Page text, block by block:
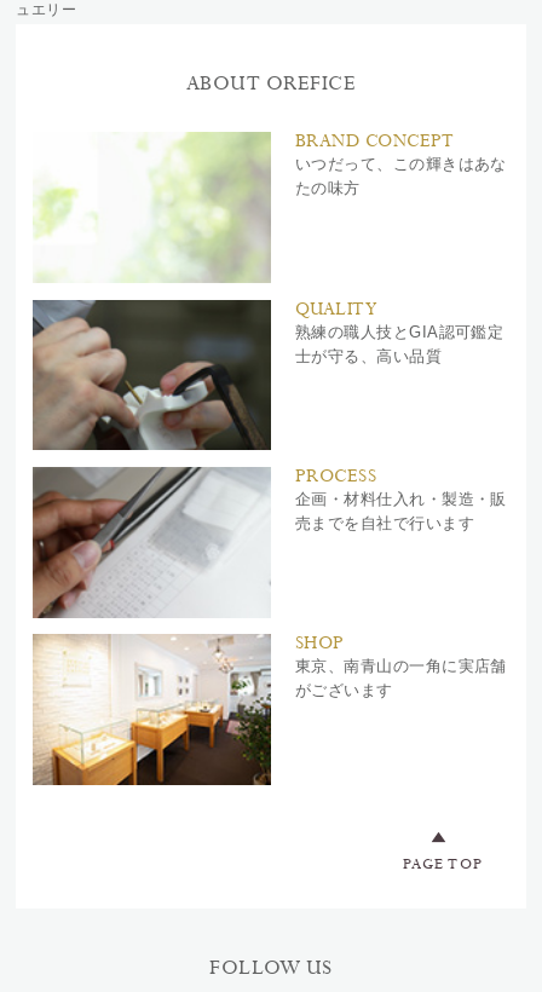
ュエリー
ABOUT OREFICE
BRAND CONCEPT
いつだって、この輝きはあな
たの味方
QUALITY
熟練の職人技とGIA認可鑑定
士が守る、高い品質
PROCESS
企画・材料仕入れ・製造・販
売までを自社で行います
SHOP
東京、南青山の一角に実店舗
がございます
PAGE TOP
FOLLOW US